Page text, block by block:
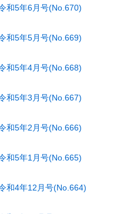
和5年6月号(No.670)
和5年5月号(No.669)
和5年4月号(No.668)
和5年3月号(No.667)
和5年2月号(No.666)
和5年1月号(No.665)
和4年12月号(No.664)